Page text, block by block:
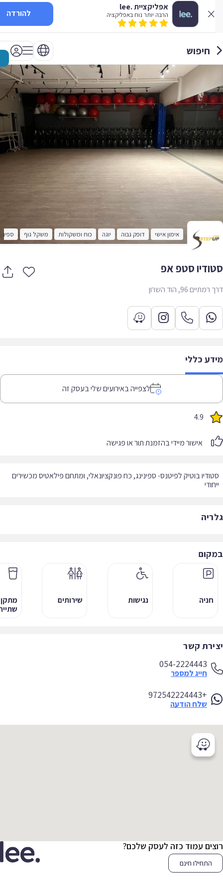
אפליקציית .lee
הרבה יותר נוח באפליקציה להורדה
חיפוש
אימון אישי דופק גבוה יוגה כוח ומשקולות משקל גוף ספינינג
סטפ אפ
96, הוד השרון
כללי
לצפייה באירועים שלי בעסק זה
4.9
אישור מיידי בהזמנת תור או פגישה
בוטיק לפיטנס- ספינינג, כח פונקציונאלי, ומתחם פילאטיס מכשירים
חניה נגישות שירותים
מתקן
שתייה
קשר
054-2224443
חייג למספר
+972542224443
שלח הודעה
עמוד כזה לעסק שלכם?
התחילו חינם